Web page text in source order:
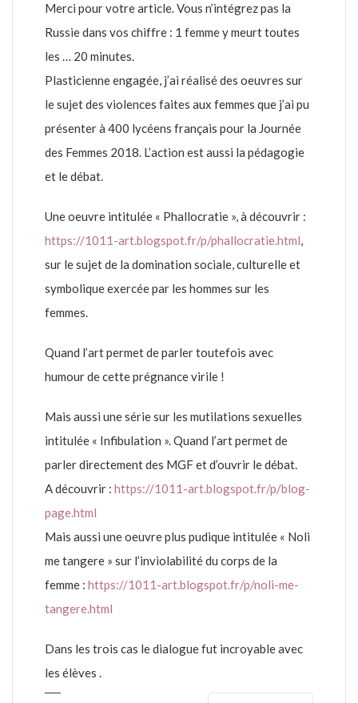
Merci pour votre article. Vous n’intégrez pas la
Russie dans vos chiffre : 1 femme y meurt toutes
les … 20 minutes.
Plasticienne engagée, j’ai réalisé des oeuvres sur
le sujet des violences faites aux femmes que j’ai pu
présenter à 400 lycéens français pour la Journée
des Femmes 2018. L’action est aussi la pédagogie
et le débat.
Une oeuvre intitulée « Phallocratie », à découvrir :
https://1011-art.blogspot.fr/p/phallocratie.html,
sur le sujet de la domination sociale, culturelle et
symbolique exercée par les hommes sur les
femmes.
Quand l’art permet de parler toutefois avec
humour de cette prégnance virile !
Mais aussi une série sur les mutilations sexuelles
intitulée « Infibulation ». Quand l’art permet de
parler directement des MGF et d’ouvrir le débat.
A découvrir : https://1011-art.blogspot.fr/p/blog-
page.html
Mais aussi une oeuvre plus pudique intitulée « Noli
me tangere » sur l’inviolabilité du corps de la
femme : https://1011-art.blogspot.fr/p/noli-me-
tangere.html
Dans les trois cas le dialogue fut incroyable avec
les élèves .